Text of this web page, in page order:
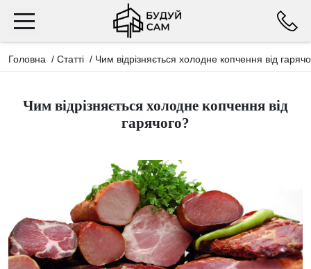
Головна / Статті / Чим відрізняється холодне копчення від
Чим відрізняється холодне копчення від
гарячого?